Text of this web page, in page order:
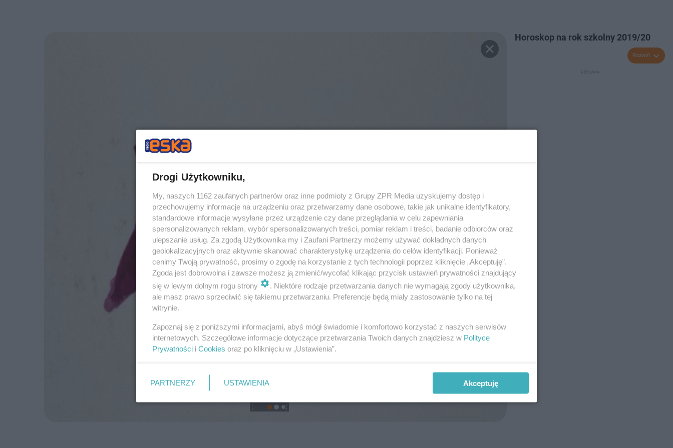
Horoskop na rok szkolny 2019/20
Rozwiń
Drogi Użytkowniku,
My, naszych 1162 zaufanych partnerów oraz inne podmioty z Grupy ZPR Media uzyskujemy dostęp i
przechowujemy informacje na urządzeniu oraz przetwarzamy dane osobowe, takie jak unikalne identyfikatory,
standardowe informacje wysyłane przez urządzenie czy dane przeglądania w celu zapewniania
spersonalizowanych reklam, wybór spersonalizowanych treści, pomiar reklam i treści, badanie odbiorców oraz
ulepszanie usług. Za zgodą Użytkownika my i Zaufani Partnerzy możemy używać dokładnych danych
geolokalizacyjnych oraz aktywnie skanować charakterystykę urządzenia do celów identyfikacji. Ponieważ
cenimy Twoją prywatność, prosimy o zgodę na korzystanie z tych technologii poprzez kliknięcie „Akceptuję”.
Zgoda jest dobrowolna i zawsze możesz ją zmienić/wycofać klikając przycisk ustawień prywatności znajdujący
się w lewym dolnym rogu strony
. Niektóre rodzaje przetwarzania danych nie wymagają zgody użytkownika,
ale masz prawo sprzeciwić się takiemu przetwarzaniu. Preferencje będą miały zastosowanie tylko na tej
witrynie.
Zapoznaj się z poniższymi informacjami, abyś mógł świadomie i komfortowo korzystać z naszych serwisów
internetowych. Szczegółowe informacje dotyczące przetwarzania Twoich danych znajdziesz w Polityce
Prywatności i Cookies oraz po kliknięciu w „Ustawienia”.
PARTNERZY USTAWIENIA Akceptuję